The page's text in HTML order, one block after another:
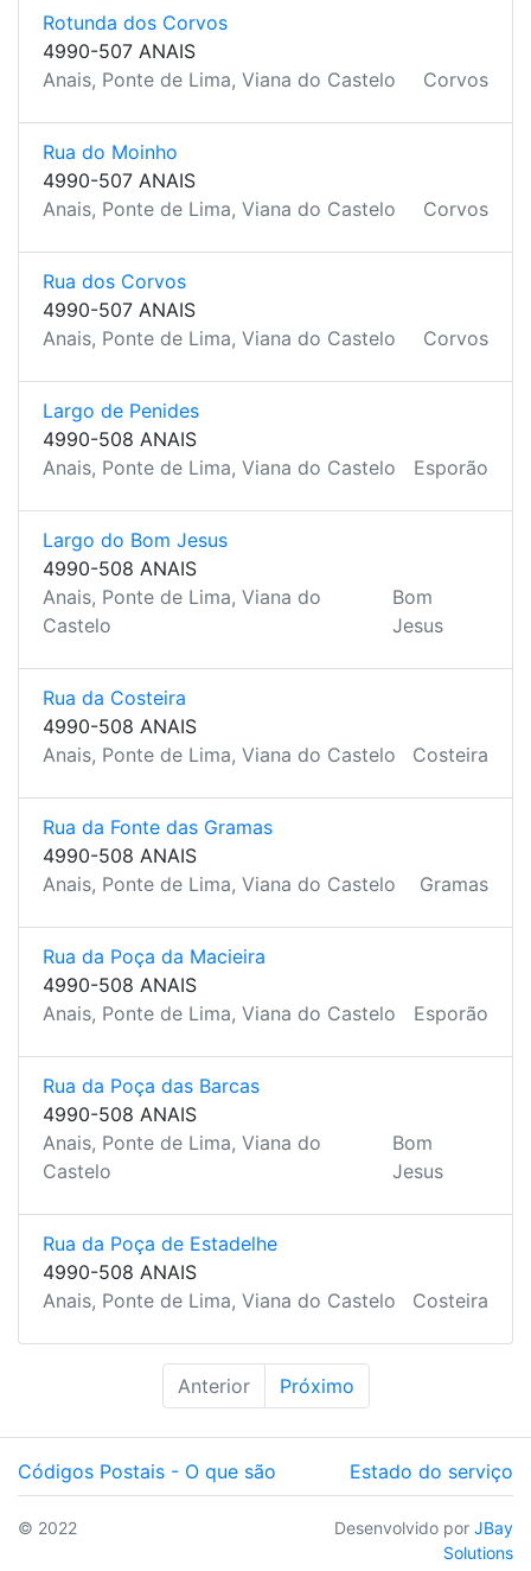
Rotunda dos Corvos
4990-507 ANAIS
Anais, Ponte de Lima, Viana do Castelo
Corvos
Rua do Moinho
4990-507 ANAIS
Anais, Ponte de Lima, Viana do Castelo
Corvos
Rua dos Corvos
4990-507 ANAIS
Anais, Ponte de Lima, Viana do Castelo
Corvos
Largo de Penides
4990-508 ANAIS
Anais, Ponte de Lima, Viana do Castelo
Esporão
Largo do Bom Jesus
4990-508 ANAIS
Anais, Ponte de Lima, Viana do
Castelo
Bom
Jesus
Rua da Costeira
4990-508 ANAIS
Anais, Ponte de Lima, Viana do Castelo
Costeira
Rua da Fonte das Gramas
4990-508 ANAIS
Anais, Ponte de Lima, Viana do Castelo
Gramas
Rua da Poça da Macieira
4990-508 ANAIS
Anais, Ponte de Lima, Viana do Castelo
Esporão
Rua da Poça das Barcas
4990-508 ANAIS
Anais, Ponte de Lima, Viana do
Castelo
Bom
Jesus
Rua da Poça de Estadelhe
4990-508 ANAIS
Anais, Ponte de Lima, Viana do Castelo
Costeira
Anterior Próximo
Códigos Postais - O que são Estado do serviço
© 2022 Desenvolvido por JBay
Solutions